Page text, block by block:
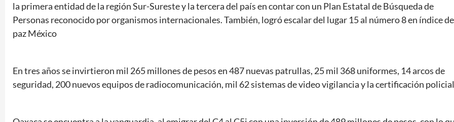
la primera entidad de la región Sur-Sureste y la tercera del país en contar con un Plan Estatal de Búsqueda de
Personas reconocido por organismos internacionales. También, logró escalar del lugar 15 al número 8 en índice de
paz México
En tres años se invirtieron mil 265 millones de pesos en 487 nuevas patrullas, 25 mil 368 uniformes, 14 arcos de
seguridad, 200 nuevos equipos de radiocomunicación, mil 62 sistemas de video vigilancia y la certificación